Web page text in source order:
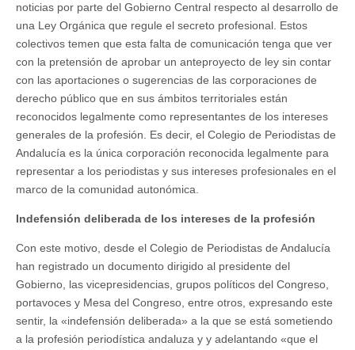
noticias por parte del Gobierno Central respecto al desarrollo de
una Ley Orgánica que regule el secreto profesional. Estos
colectivos temen que esta falta de comunicación tenga que ver
con la pretensión de aprobar un anteproyecto de ley sin contar
con las aportaciones o sugerencias de las corporaciones de
derecho público que en sus ámbitos territoriales están
reconocidos legalmente como representantes de los intereses
generales de la profesión. Es decir, el Colegio de Periodistas de
Andalucía es la única corporación reconocida legalmente para
representar a los periodistas y sus intereses profesionales en el
marco de la comunidad autonómica.
Indefensión deliberada de los intereses de la profesión
Con este motivo, desde el Colegio de Periodistas de Andalucía
han registrado un documento dirigido al presidente del
Gobierno, las vicepresidencias, grupos políticos del Congreso,
portavoces y Mesa del Congreso, entre otros, expresando este
sentir, la «indefensión deliberada» a la que se está sometiendo
a la profesión periodística andaluza y y adelantando «que el